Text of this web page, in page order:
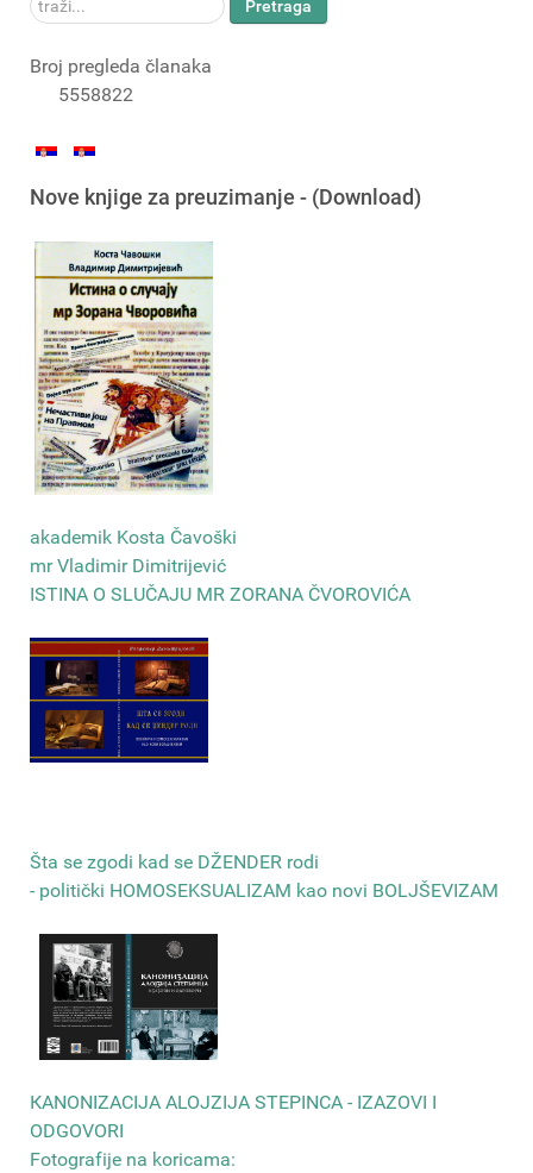
Pretraga
Broj pregleda članaka
5558822
Nove knjige za preuzimanje - (Download)
akademik Kosta Čavoški
mr Vladimir Dimitrijević
ISTINA O SLUČAJU MR ZORANA ČVOROVIĆA
Šta se zgodi kad se DŽENDER rodi
- politički HOMOSEKSUALIZAM kao novi BOLJŠEVIZAM
КANONIZACIJA ALOJZIJA STEPINCA - IZAZOVI I
ODGOVORI
Fotografije na koricama: